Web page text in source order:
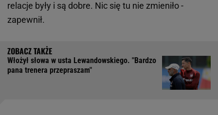
relacje były i są dobre. Nic się tu nie zmieniło -
zapewnił.
Włożył słowa w usta Lewandowskiego. "Bardzo
pana trenera przepraszam"